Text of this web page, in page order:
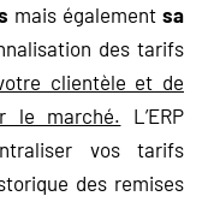
mais également sa
des tarifs
clientèle et de
le marché. L’ERP
vos tarifs
des remises